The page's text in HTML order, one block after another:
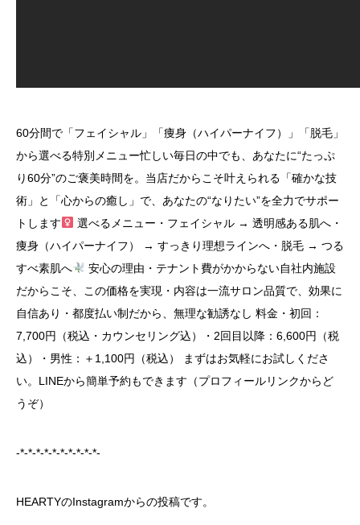
60分間で「フェイシャル」「痩身（ハイパーナイフ）」「脱毛」
から選べる特別メニュー忙しい毎日の中でも、あなたに“たっぷ
り60分”のご褒美時間を。当店だからこそ叶えられる「確かな技
術」と「心からの癒し」で、あなたの“なりたい”を全力でサポー
トします‍
選べるメニュー・フェイシャル → 透明感ある肌へ・
痩身（ハイパーナイフ） → すっきり理想ラインへ・脱毛 → つる
すべ素肌へ
安心の理由・テナント費がかからない自社内施設
だからこそ、この価格を実現・内容は一流サロン品質で、効果に
自信あり・都度払い制だから、無理な勧誘なし 料金・初回：
7,700円（税込・カウンセリング込）・2回目以降：6,600円（税
込）・男性：＋1,100円（税込） まずはお気軽にお試しくださ
い。LINEから簡単予約もできます（プロフィールリンクからど
うぞ）
-*-*-*-*-*-*-*-*-*-*-
HEARTYのInstagramからの投稿です。